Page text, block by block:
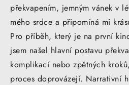
překvapením, jemným vánek v
mého srdce a připomíná mi
Pro příběh, který je na první
jsem našel hlavní postavu
komplikací nebo zpětných
proces doprovázejí. Narrativní